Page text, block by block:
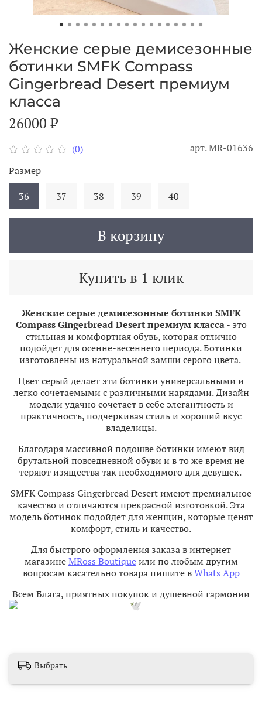
(0) арт.MR-01636
Женские серые демисезонные
ботинки SMFK Compass
Gingerbread Desert премиум
класса
26000 ₽
В корзину
Купить в 1 клик
Размер
36
37 38 39 40
Женские серые демисезонные ботинки SMFK
Compass Gingerbread Desert премиум класса- это
стильная и комфортная обувь, которая отлично
подойдет для осенне-весеннего периода. Ботинки
изготовлены из натуральной замши серого цвета.
Цвет серый делает эти ботинки универсальными и
легко сочетаемыми с различными нарядами. Дизайн
модели удачно сочетает в себе элегантность и
практичность, подчеркивая стиль и хороший вкус
владелицы.
Благодаря массивной подошве ботинки имеют вид
брутальной повседневной обуви и в то же время не
теряют изящества так необходимого для девушек.
SMFK Compass Gingerbread Desert имеют премиальное
качество и отличаются прекрасной изготовкой. Эта
модель ботинок подойдет для женщин, которые ценят
комфорт, стиль и качество.
Для быстрого оформления заказа в интернет
магазинеMRoss Boutiqueили по любым другим
вопросам касательно товара пишите вWhats App
Всем Блага, приятных покупок и душевной гармонии
Выбрать